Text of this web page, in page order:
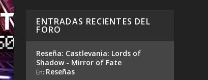
ENTRADAS RECIENTES DEL
FORO
Reseña: Castlevania: Lords of
Shadow - Mirror of Fate
En: Reseñas